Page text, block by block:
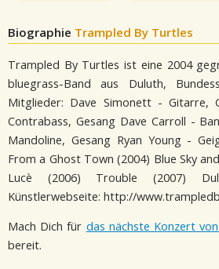
Biographie Trampled By Turtles
Trampled By Turtles ist eine 2004
bluegrass-Band aus Duluth,
Mitglieder: Dave Simonett - Gitarre,
Contrabass, Gesang Dave Carroll -
Mandoline, Gesang Ryan Young -
From a Ghost Town (2004) Blue Sky
Lucè (2006) Trouble (2007)
Künstlerwebseite: http://
Mach Dich für das nächste Konzert
bereit.